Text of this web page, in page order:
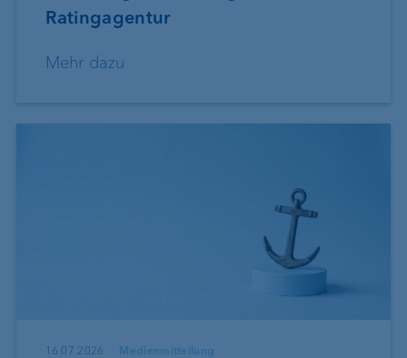
Ratingagentur
Mehr dazu
16.07.2026 Medienmitteilung